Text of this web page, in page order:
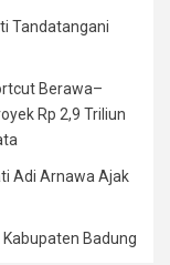
Tandatangani
Berawa–
Rp 2,9 Triliun
Adi Arnawa Ajak
Badung